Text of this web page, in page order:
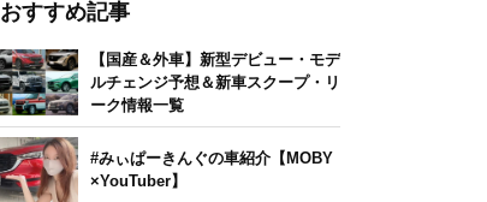
おすすめ記事
【国産＆外車】新型デビュー・モデ
ルチェンジ予想＆新車スクープ・リ
ーク情報一覧
#みぃぱーきんぐの車紹介【MOBY
×YouTuber】